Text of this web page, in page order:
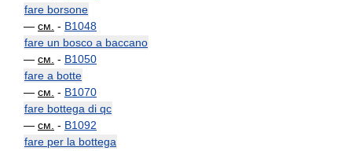
fare borsone
— см. - B1048
fare un bosco a baccano
— см. - B1050
fare a botte
— см. - B1070
fare bottega di qc
— см. - B1092
fare per la bottega